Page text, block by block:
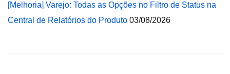
[Melhoria] Varejo: Todas as Opções no Filtro de Status na
Central de Relatórios do Produto 03/08/2026